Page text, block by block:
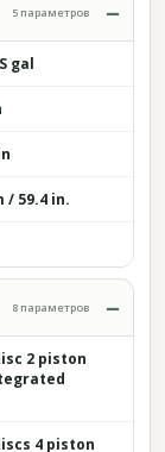
5 параметров
gal
/ 59.4 in.
8 параметров
2 piston
4 piston